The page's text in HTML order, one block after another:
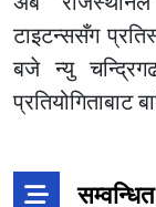
टाइटन्ससँग
बजे न्यु
प्रतियोगिताबाट